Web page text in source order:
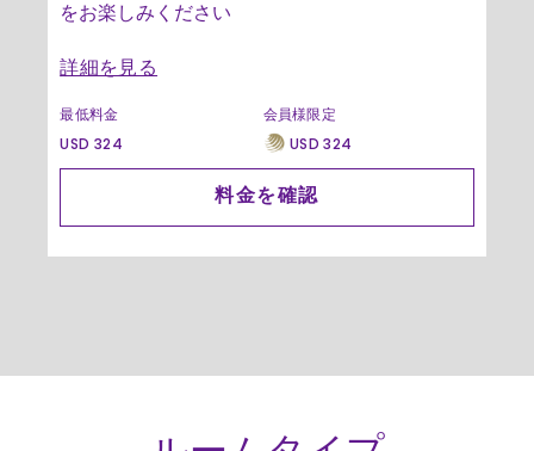
をお楽しみください
詳細を見る
最低料金
USD 324
会員様限定
USD 324
料金を確認